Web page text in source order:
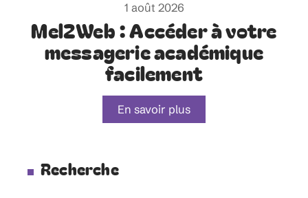
1 août 2026
Mel2Web : Accéder à votre
messagerie académique
facilement
En savoir plus
Recherche